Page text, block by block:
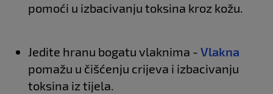
pomoći u izbacivanju toksina kroz kožu.
Jedite hranu bogatu vlaknima - Vlakna
pomažu u čišćenju crijeva i izbacivanju
toksina iz tijela.